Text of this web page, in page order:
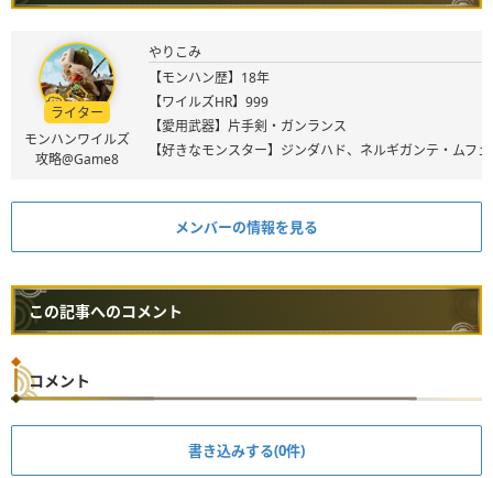
ライター
モンハンワイルズ
攻略@Game8
やりこみ
【モンハン歴】18年
【ワイルズHR】999
【愛用武器】片手剣・ガンランス
【好きなモンスター】ジンダハド、ネルギガンテ・ムフ
メンバーの情報を見る
この記事へのコメント
コメント
書き込みする(0件)